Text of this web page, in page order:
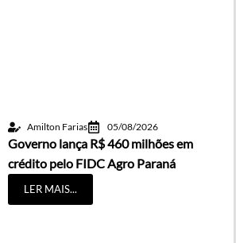
Amilton Farias 05/08/2026
Governo lança R$ 460 milhões em
crédito pelo FIDC Agro Paraná
LER MAIS...